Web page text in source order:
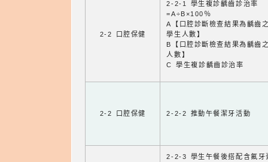
2-2 口腔保健
2-2-1 學生複診齲齒診治率
=A÷B×100％
A【口腔診斷檢查結果為齲齒
學生人數】
B【口腔診斷檢查結果為齲齒
人數】
C 學生複診齲齒診治率
2-2 口腔保健 2-2-2 推動午餐潔牙活動
2-2-3 學生午餐後搭配含氟牙